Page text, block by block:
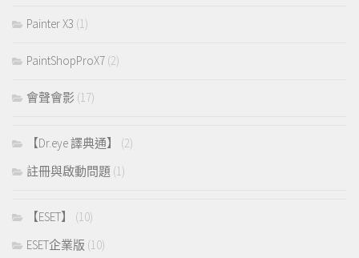
Painter X3 (1)
PaintShopProX7 (2)
會聲會影 (17)
【Dr.eye 譯典通】
(2)
註冊與啟動問題 (1)
【ESET】
(10)
ESET企業版 (10)